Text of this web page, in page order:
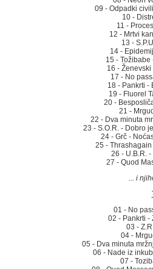
09 - Odpadki
10 -
11 -
12 - Mrtvi
13 -
14 -
15 -
16 -
17 - No
18 - Pankrti -
19 - Fluorel
20 -
21 -
22 - Dva minuta
23 - S.O.R. - Dobro
24 - Grč -
25 -
26 - U.B.R.
27 - Quod
... i
01 - No
02 - Pankrti -
03 -
04 -
05 - Dva minuta
06 - Nade iz
07 -